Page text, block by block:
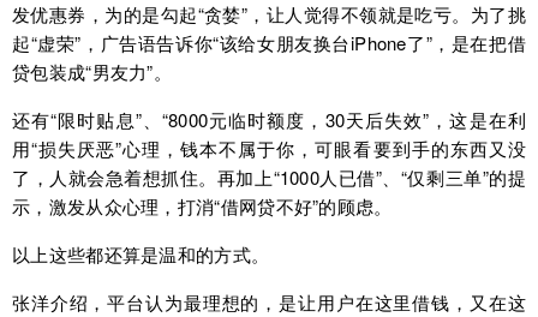
发优惠券，为的是勾起“贪婪”，让人觉得不领就是吃亏。为了挑
起“虚荣”，广告语告诉你“该给女朋友换台iPhone了”，是在把借
贷包装成“男友力”。
还有“限时贴息”、“8000元临时额度，30天后失效”，这是在利
用“损失厌恶”心理，钱本不属于你，可眼看要到手的东西又没
了，人就会急着想抓住。再加上“1000人已借”、“仅剩三单”的提
示，激发从众心理，打消“借网贷不好”的顾虑。
以上这些都还算是温和的方式。
张洋介绍，平台认为最理想的，是让用户在这里借钱，又在这